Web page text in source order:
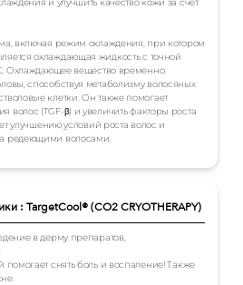
включая режим охлаждения, при котором
охлаждающая жидкость с точной
Охлаждающее вещество временно
способствуя метаболизму волосяных
клетки. Он также помогает
волос (TGF-β) и увеличить факторы роста
улучшению условий роста волос и
редеющими волосами.
: TargetCool® (CO2 CRYOTHERAPY)
в дерму препаратов,
помогает снять боль и воспаление! Также